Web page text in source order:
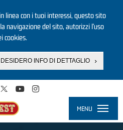
linea con i tuoi interessi, questo sito
navigazione del sito, autorizzi l’uso
cookies.
DESIDERO INFO DI DETTAGLIO
MENU